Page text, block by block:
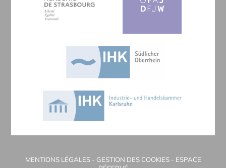
MENTIONS LÉGALES- GESTION DES COOKIES- ESPACE